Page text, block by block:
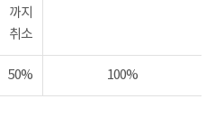
까지
취소
50% 100%